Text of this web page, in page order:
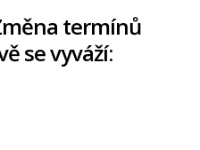
termínů
se vyváží: